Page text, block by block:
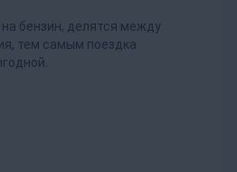
бензин, делятся между
тем самым поездка